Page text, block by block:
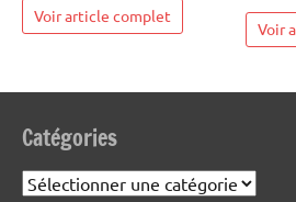
Voir article complet
Voir
Catégories
Catégories